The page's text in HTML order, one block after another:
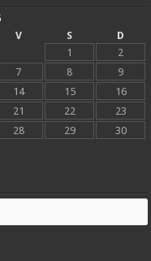
V S
D
1
2
7 8
9
14 15
16
21 22
23
28 29
30